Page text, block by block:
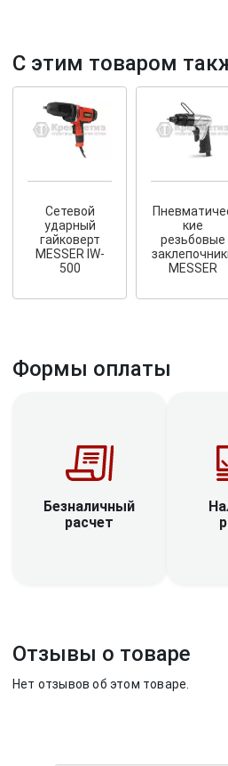
Саморезы кровельные HKR-R
HARPOON EURO
С этим товаром
Сетевой
ударный
гайковерт
MESSER IW-
500
кие
резьбовые
MESSER
Формы оплаты
Безналичный
расчет
Отзывы о товаре
Нет отзывов об этом товаре.